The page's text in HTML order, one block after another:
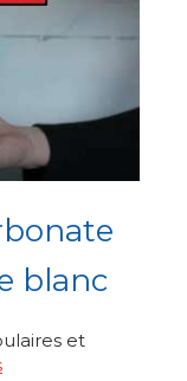
blanc
et